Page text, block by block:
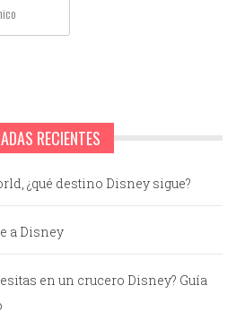
RECIENTES
¿qué destino Disney sigue?
a Disney
en un crucero Disney? Guía